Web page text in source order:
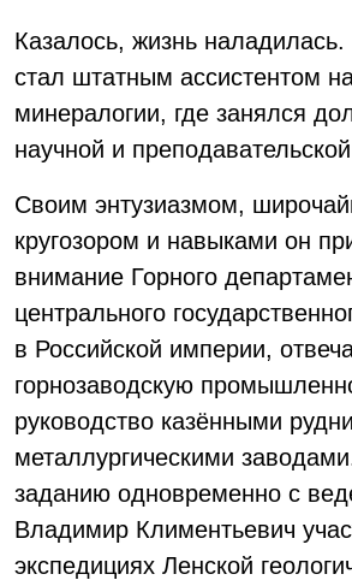
Казалось, жизнь наладилась.
стал штатным ассистентом
минералогии, где занялся
научной и
Своим энтузиазмом,
кругозором и навыками он
внимание Горного
центрального
в Российской империи,
горнозаводскую
руководство казёнными
металлургическими
заданию одновременно с
Владимир Климентьевич
экспедициях Ленской